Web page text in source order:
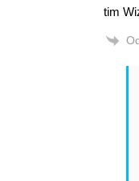
tim